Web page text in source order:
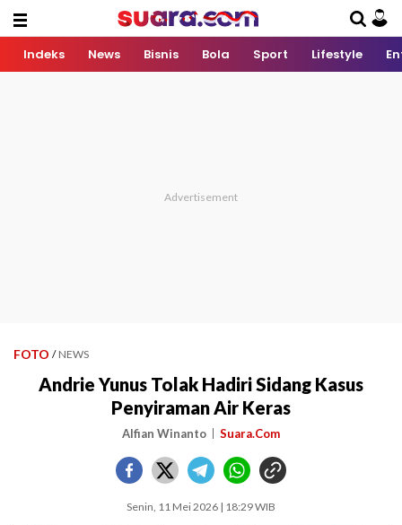
Indeks News Bisnis Bola Sport Lifestyle
FOTO / NEWS
Andrie Yunus Tolak Hadiri Sidang Kasus
Penyiraman Air Keras
Alfian Winanto Suara.Com
Senin, 11 Mei 2026 | 18:29 WIB